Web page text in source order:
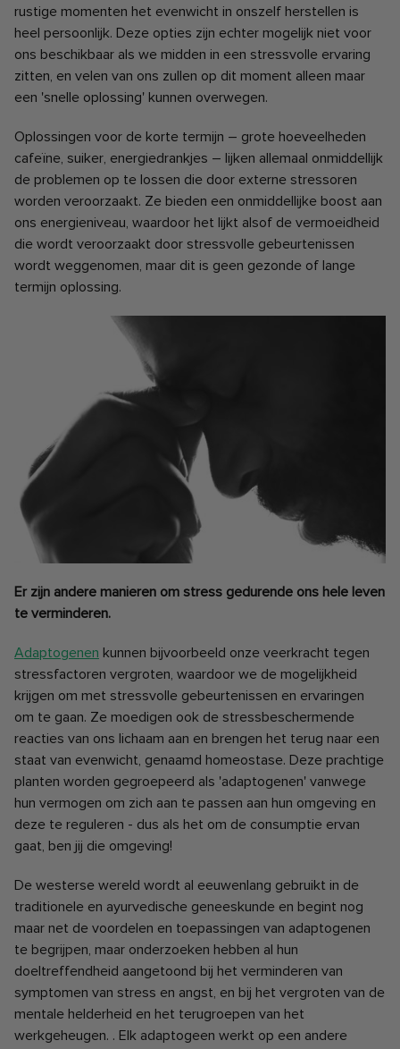
rustige momenten het evenwicht in onszelf herstellen is
heel persoonlijk. Deze opties zijn echter mogelijk niet voor
ons beschikbaar als we midden in een stressvolle ervaring
zitten, en velen van ons zullen op dit moment alleen maar
een 'snelle oplossing' kunnen overwegen.
Oplossingen voor de korte termijn – grote hoeveelheden
cafeïne, suiker, energiedrankjes – lijken allemaal onmiddellijk
de problemen op te lossen die door externe stressoren
worden veroorzaakt. Ze bieden een onmiddellijke boost aan
ons energieniveau, waardoor het lijkt alsof de vermoeidheid
die wordt veroorzaakt door stressvolle gebeurtenissen
wordt weggenomen, maar dit is geen gezonde of lange
termijn oplossing.
Er zijn andere manieren om stress gedurende ons hele leven
te verminderen.
Adaptogenen kunnen bijvoorbeeld onze veerkracht tegen
stressfactoren vergroten, waardoor we de mogelijkheid
krijgen om met stressvolle gebeurtenissen en ervaringen
om te gaan. Ze moedigen ook de stressbeschermende
reacties van ons lichaam aan en brengen het terug naar een
staat van evenwicht, genaamd homeostase. Deze prachtige
planten worden gegroepeerd als 'adaptogenen' vanwege
hun vermogen om zich aan te passen aan hun omgeving en
deze te reguleren - dus als het om de consumptie ervan
gaat, ben jij die omgeving!
De westerse wereld wordt al eeuwenlang gebruikt in de
traditionele en ayurvedische geneeskunde en begint nog
maar net de voordelen en toepassingen van adaptogenen
te begrijpen, maar onderzoeken hebben al hun
doeltreffendheid aangetoond bij het verminderen van
symptomen van stress en angst, en bij het vergroten van de
mentale helderheid en het terugroepen van het
werkgeheugen. . Elk adaptogeen werkt op een andere